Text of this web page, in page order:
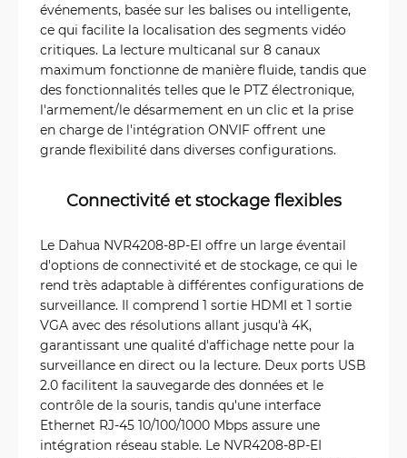
événements, basée sur les balises ou intelligente,
ce qui facilite la localisation des segments vidéo
critiques. La lecture multicanal sur 8 canaux
maximum fonctionne de manière fluide, tandis que
des fonctionnalités telles que le PTZ électronique,
l'armement/le désarmement en un clic et la prise
en charge de l'intégration ONVIF offrent une
grande flexibilité dans diverses configurations.
Connectivité et stockage flexibles
Le Dahua NVR4208-8P-EI offre un large éventail
d'options de connectivité et de stockage, ce qui le
rend très adaptable à différentes configurations de
surveillance. Il comprend 1 sortie HDMI et 1 sortie
VGA avec des résolutions allant jusqu'à 4K,
garantissant une qualité d'affichage nette pour la
surveillance en direct ou la lecture. Deux ports USB
2.0 facilitent la sauvegarde des données et le
contrôle de la souris, tandis qu'une interface
Ethernet RJ-45 10/100/1000 Mbps assure une
intégration réseau stable. Le NVR4208-8P-EI